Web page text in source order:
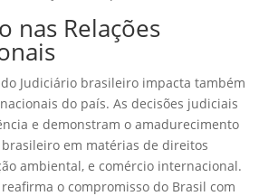
nas Relações
Judiciário brasileiro impacta também
do país. As decisões judiciais
e demonstram o amadurecimento
em matérias de direitos
ambiental, e comércio internacional.
o compromisso do Brasil com